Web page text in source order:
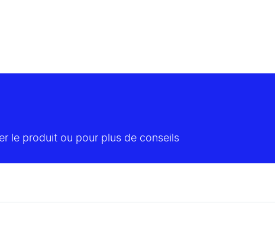
le produit ou pour plus de conseils